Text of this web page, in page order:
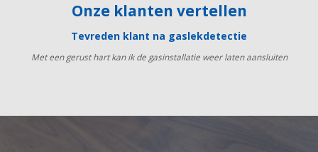
Onze klanten vertellen
Tevreden klant na gaslekdetectie
Met een gerust hart kan ik de gasinstallatie weer laten aansluiten